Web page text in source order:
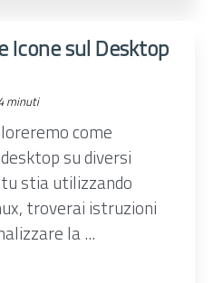
Icone sul Desktop
minuti
come
su diversi
stia utilizzando
troverai istruzioni
la ...